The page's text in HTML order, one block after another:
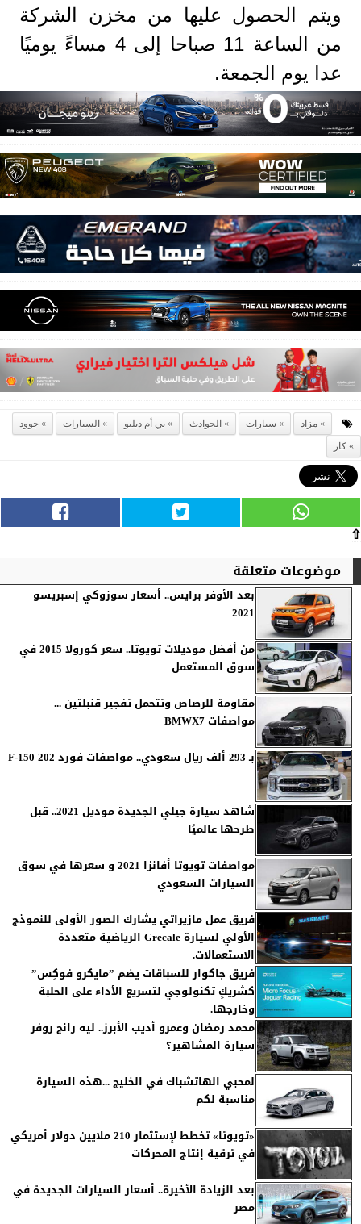
ويتم الحصول عليها من مخزن الشركة
من الساعة 11 صباحا إلى 4 مساءً يوميًا
عدا يوم الجمعة.
مزاد سيارات الحوادث بي أم دبليو السيارات
جوود
كار
⇧
موضوعات متعلقة
بعد الأوفر برايس.. أسعار سوزوكي إسبريسو
2021
من أفضل موديلات تويوتا.. سعر كورولا 2015 في
سوق المستعمل
مقاومة للرصاص وتتحمل تفجير قنبلتين ...
مواصفات BMWX7
بـ 293 ألف ريال سعودي.. مواصفات فورد F-150 202
شاهد سيارة جيلي الجديدة موديل 2021.. قبل
طرحها عالميًا
مواصفات تويوتا أفانزا 2021 و سعرها في سوق
السيارات السعودي
فريق عمل مازيراتي يشارك الصور الأولى للنموذج
الأولي لسيارة Grecale الرياضية متعددة
الاستعمالات.
فريق جاكوار للسباقات يضم ”مايكرو فوكِس”
كشريكٍ تكنولوجي لتسريع الأداء على الحلبة
وخارجها.
محمد رمضان وعمرو أديب الأبرز.. ليه رانج روفر
سيارة المشاهير؟
لمحبي الهاتشباك في الخليج ...هذه السيارة
مناسبة لكم
«تويوتا» تخطط لإستثمار 210 ملايين دولار أمريكي
في ترقية إنتاج المحركات
بعد الزيادة الأخيرة.. أسعار السيارات الجديدة في
مصر